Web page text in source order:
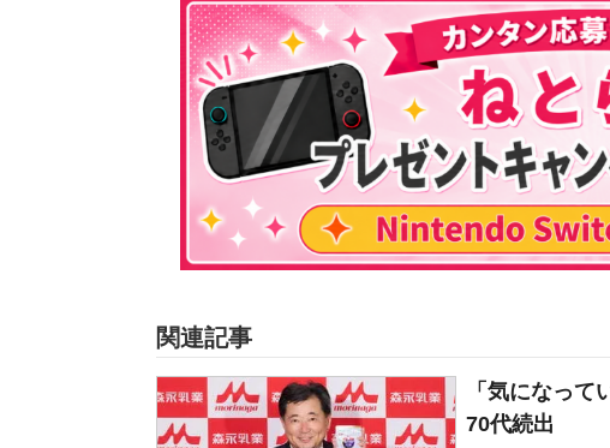
関連記事
「気になっ
70代続出